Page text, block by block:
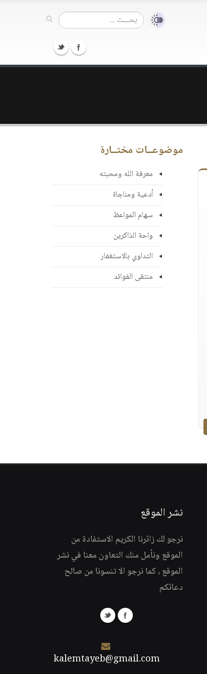
موضوعــات مختــارة
معرفة الله ومحبته
أدعية ومناجاة
سهام المواعظ
واحة الذاكرين
التداوي بالاستغفار
منتقى الفوائد
نشر الموقع
نرجو لك زائرنا الكريم الاستفادة من
الموقع ونأمل منك التعاون معنا في نشر
الموقع ، كما نرجو الا تنسونا من صالح
دعائكم
kalemtayeb@gmail.com